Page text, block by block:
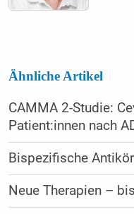
Ähnliche Artikel
CAMMA 2-Studie:
Patient:innen nach
Bispezifische
Neue Therapien –